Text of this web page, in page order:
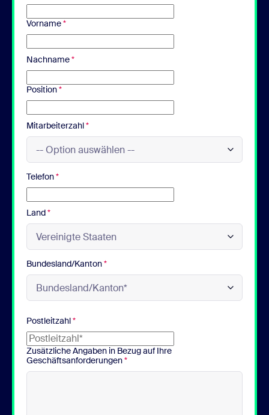
Vorname*
Nachname*
Position*
Mitarbeiterzahl*
Telefon*
Land*
Bundesland/Kanton*
Postleitzahl*
Zusätzliche Angaben in Bezug auf Ihre
Geschäftsanforderungen*